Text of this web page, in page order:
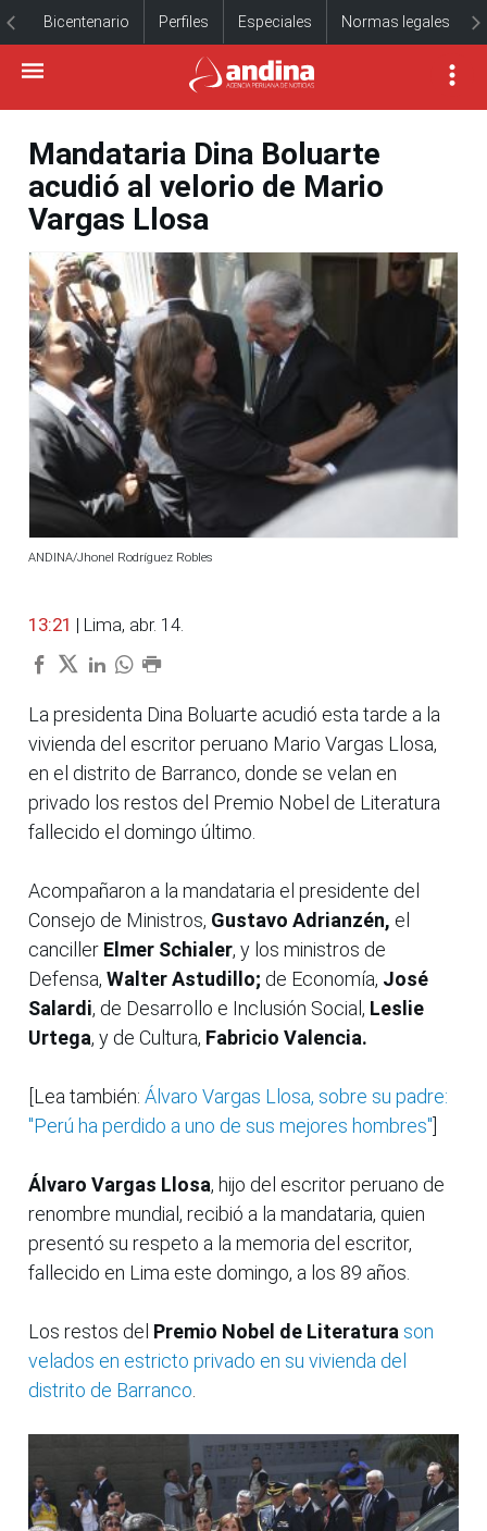
Bicentenario Perfiles Especiales Normas legales
Mandataria Dina Boluarte
acudió al velorio de Mario
Vargas Llosa
ANDINA/Jhonel Rodríguez Robles
13:21 | Lima, abr. 14.
La presidenta Dina Boluarte acudió esta tarde a la
vivienda del escritor peruano Mario Vargas Llosa,
en el distrito de Barranco, donde se velan en
privado los restos del Premio Nobel de Literatura
fallecido el domingo último.
Acompañaron a la mandataria el presidente del
Consejo de Ministros, Gustavo Adrianzén, el
canciller Elmer Schialer, y los ministros de
Defensa, Walter Astudillo; de Economía, José
Salardi, de Desarrollo e Inclusión Social, Leslie
Urtega, y de Cultura, Fabricio Valencia.
[Lea también: Álvaro Vargas Llosa, sobre su padre:
"Perú ha perdido a uno de sus mejores hombres"
Álvaro Vargas Llosa, hijo del escritor peruano de
renombre mundial, recibió a la mandataria, quien
presentó su respeto a la memoria del escritor,
fallecido en Lima este domingo, a los 89 años.
Los restos del Premio Nobel de Literatura son
velados en estricto privado en su vivienda del
distrito de Barranco